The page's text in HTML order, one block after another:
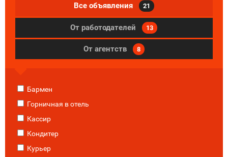
Все объявления 21
От работодателей 13
От агентств 8
Бармен
Горничная в отель
Кассир
Кондитер
Курьер